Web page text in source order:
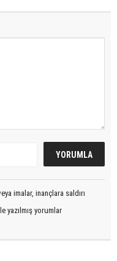
imalar, inançlara saldırı
yazılmış yorumlar